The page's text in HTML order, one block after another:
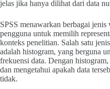
jelas jika hanya dilihat dari data
SPSS menawarkan berbagai
pengguna untuk memilih
konteks penelitian. Salah satu
adalah histogram, yang berguna
frekuensi data. Dengan
dan mengetahui apakah data
tidak.